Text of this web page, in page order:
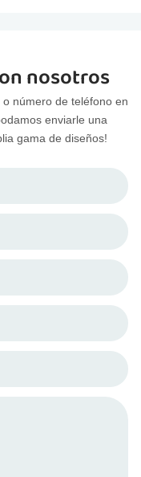
nosotros
número de teléfono en
enviarle una
gama de diseños!